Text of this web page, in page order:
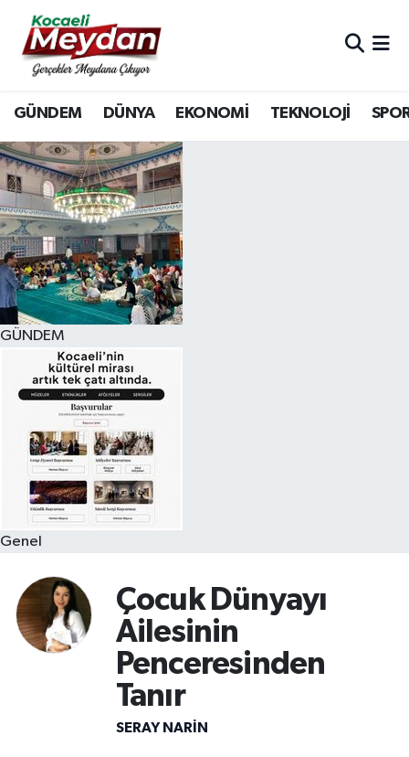
GÜNDEM DÜNYA EKONOMİ TEKNOLOJİ
GÜNDEM
Genel
Çocuk Dünyayı
Ailesinin
Penceresinden
Tanır
SERAY NARİN
Nöbetçi Eczaneler
Hava Durumu
Trafik Durumu
Süper Lig Puan Durumu ve Fikstür
Tüm Manşetler
Son Dakika Haberleri
Haber Arşivi